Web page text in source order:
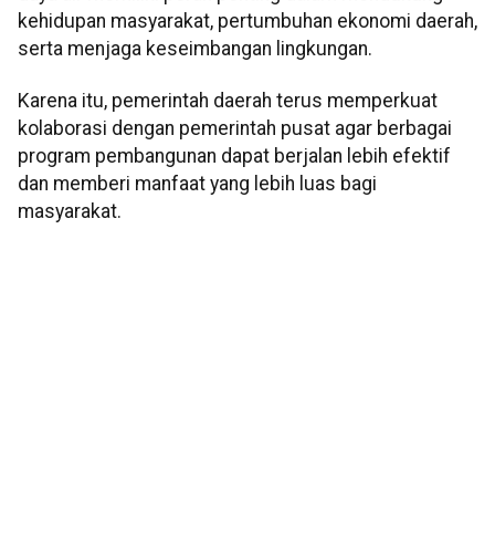
kehidupan masyarakat, pertumbuhan ekonomi daerah,
serta menjaga keseimbangan lingkungan.
Karena itu, pemerintah daerah terus memperkuat
kolaborasi dengan pemerintah pusat agar berbagai
program pembangunan dapat berjalan lebih efektif
dan memberi manfaat yang lebih luas bagi
masyarakat.